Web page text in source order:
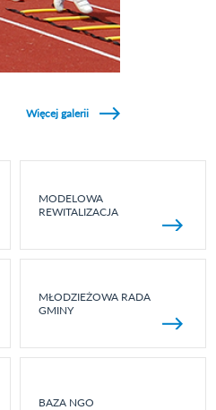
Więcej galerii
MODELOWA
REWITALIZACJA
MŁODZIEŻOWA RADA
GMINY
BAZA NGO